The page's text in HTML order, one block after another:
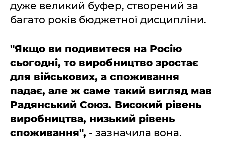
дуже великий буфер, створений за
багато років бюджетної дисципліни.
"Якщо ви подивитеся на Росію
сьогодні, то виробництво зростає
для військових, а споживання
падає, але ж саме такий вигляд мав
Радянський Союз. Високий рівень
виробництва, низький рівень
споживання", - зазначила вона.